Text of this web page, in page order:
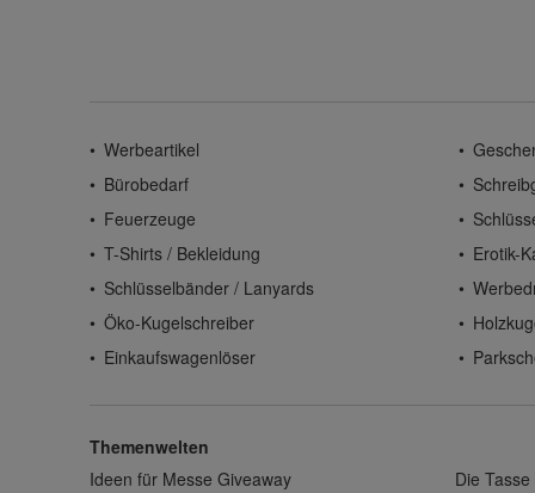
Werbeartikel
Bürobedarf
Feuerzeuge
T-Shirts / Bekleidung
Erotik-
Schlüsselbänder / Lanyards
Öko-Kugelschreiber
Einkaufswagenlöser
Themenwelten
Ideen für Messe Giveaway
Die